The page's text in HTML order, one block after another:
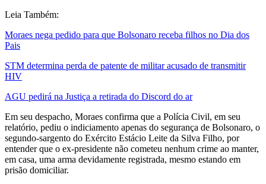
Leia Também:
Moraes nega pedido para que Bolsonaro receba filhos no Dia dos
Pais
STM determina perda de patente de militar acusado de transmitir
HIV
AGU pedirá na Justiça a retirada do Discord do ar
Em seu despacho, Moraes confirma que a Polícia Civil, em seu
relatório, pediu o indiciamento apenas do segurança de Bolsonaro, o
segundo-sargento do Exército Estácio Leite da Silva Filho, por
entender que o ex-presidente não cometeu nenhum crime ao manter,
em casa, uma arma devidamente registrada, mesmo estando em
prisão domiciliar.